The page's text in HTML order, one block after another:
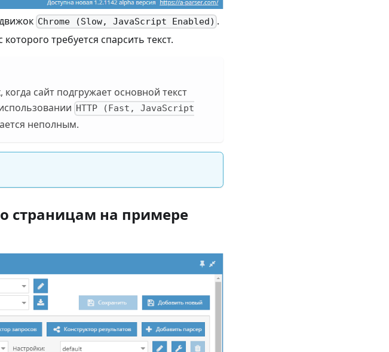
Chrome (Slow, JavaScript Enabled) .
требуется спарсить текст.
сайт подгружает основной текст
HTTP (Fast, JavaScript
неполным.
страницам на примере